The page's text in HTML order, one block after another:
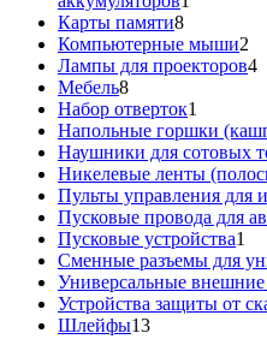
Карты памяти88
товаров
Компьютерные мыши2
Лампы для проекторов44
Мебель88
товаров
Набор отверток1
товар
Напольные горшки
Наушники для сотовых
Никелевые ленты
Пульты управления для
Пусковые провода для
Пусковые устройства1
Сменные разъемы для
Универсальные
Устройства защиты от
Шлейфы1313